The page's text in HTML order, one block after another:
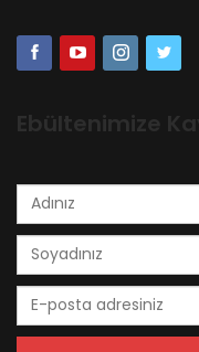
Ebültenimize